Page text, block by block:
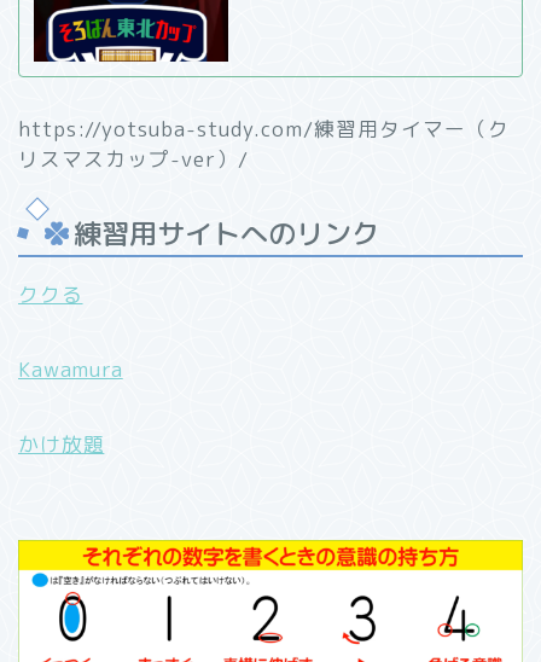
https://yotsuba-study.com/練習用タイマー（ク
リスマスカップ-ver）/
練習用サイトへのリンク
ククる
Kawamura
かけ放題